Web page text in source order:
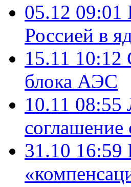
05.12 09:01
Россией в
15.11 10:12
блока АЭС
10.11 08:55
31.10 16:59